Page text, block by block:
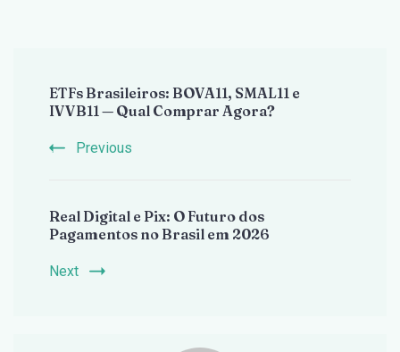
Navigation
ETFs Brasileiros: BOVA11, SMAL11 e
IVVB11 — Qual Comprar Agora?
Previous
Real Digital e Pix: O Futuro dos
Pagamentos no Brasil em 2026
Next